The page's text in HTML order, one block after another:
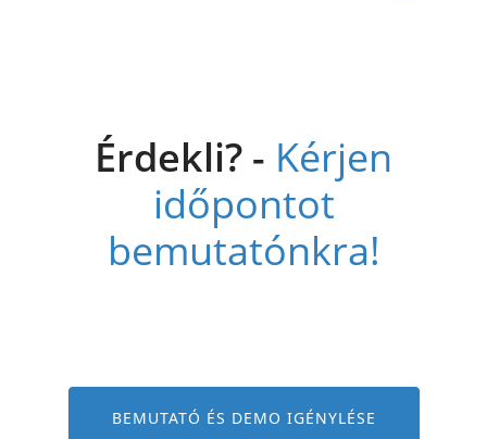
Érdekli? - Kérjen
időpontot
bemutatónkra!
BEMUTATÓ ÉS DEMO IGÉNYLÉSE